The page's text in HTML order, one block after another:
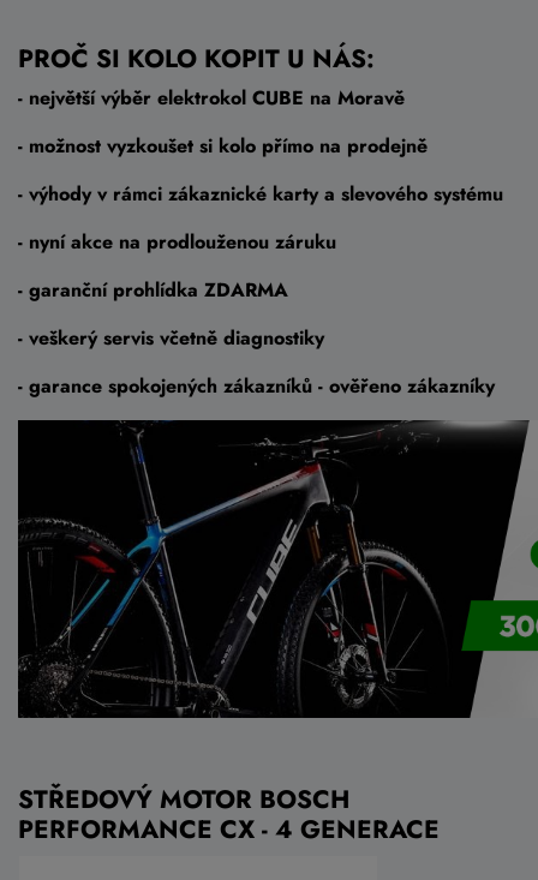
PROČ SI KOLO KOPIT U NÁS:
- největší výběr elektrokol CUBE na Moravě
- možnost vyzkoušet si kolo přímo na prodejně
- výhody v rámci zákaznické karty a slevového systému
- nyní akce na prodlouženou záruku
- garanční prohlídka ZDARMA
- veškerý servis včetně diagnostiky
- garance spokojených zákazníků - ověřeno zákazníky
STŘEDOVÝ MOTOR BOSCH
PERFORMANCE CX - 4 GENERACE